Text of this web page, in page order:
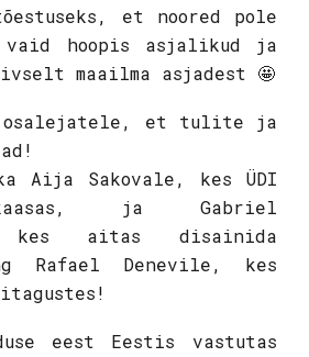
et noored pole
hoopis asjalikud ja
maailma asjadest 🤩
osalejatele, et tulite ja
Aija Sakovale, kes ÜDI
ja Gabriel
kes aitas disainida
Rafael Denevile, kes
eest Eestis vastutas